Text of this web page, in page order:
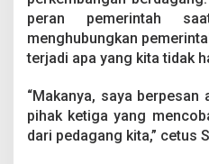
a
l
k
t
a
peran pemerintah
menghubungkan
terjadi apa yang kita tidak
“Makanya, saya
pihak ketiga yang
dari pedagang kita,” cetus